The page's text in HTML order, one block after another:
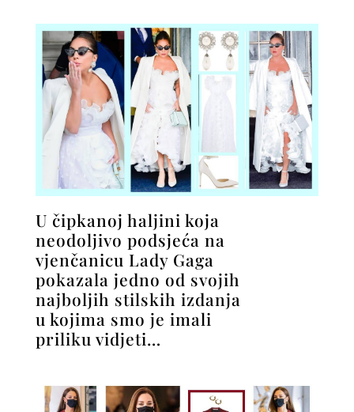
U čipkanoj haljini koja
neodoljivo podsjeća na
vjenčanicu Lady Gaga
pokazala jedno od svojih
najboljih stilskih izdanja
u kojima smo je imali
priliku vidjeti…